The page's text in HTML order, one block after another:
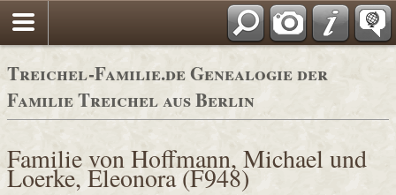
Adressbücher
Treichel-Familie.de Genealogie der
Familie Treichel aus Berlin
Familie von Hoffmann, Michael und
Loerke, Eleonora (F948)